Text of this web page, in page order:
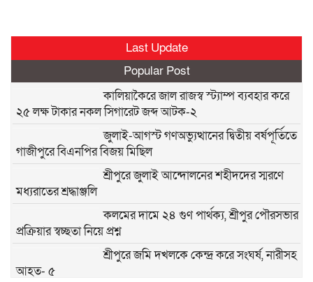
Last Update
Popular Post
কালিয়াকৈরে জাল রাজস্ব স্ট্যাম্প ব্যবহার করে
২৫ লক্ষ টাকার নকল সিগারেট জব্দ আটক-২
জুলাই-আগস্ট গণঅভ্যুত্থানের দ্বিতীয় বর্ষপূর্তিতে
গাজীপুরে বিএনপির বিজয় মিছিল
শ্রীপুরে জুলাই আন্দোলনের শহীদদের স্মরণে
মধ্যরাতের শ্রদ্ধাঞ্জলি
কলমের দামে ২৪ গুণ পার্থক্য, শ্রীপুর পৌরসভার
প্রক্রিয়ার স্বচ্ছতা নিয়ে প্রশ্ন
শ্রীপুরে জমি দখলকে কেন্দ্র করে সংঘর্ষ, নারীসহ
আহত- ৫